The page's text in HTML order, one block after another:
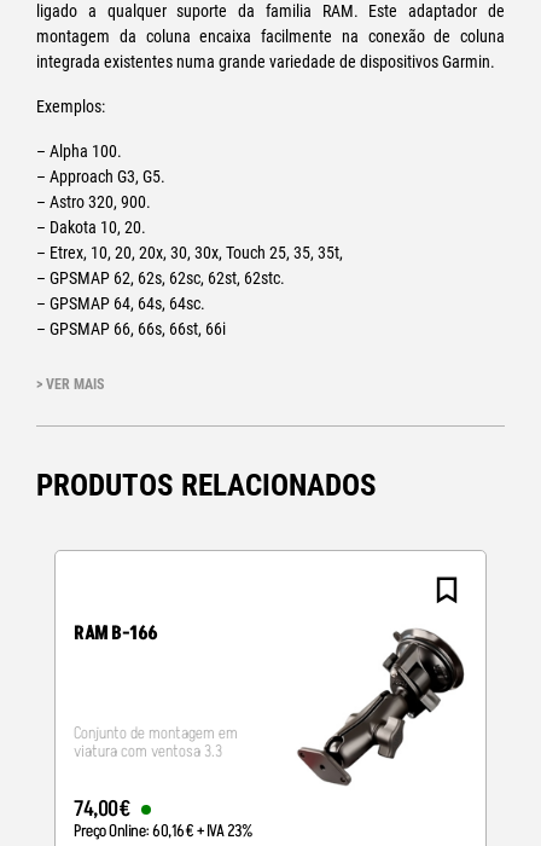
ligado a qualquer suporte da familia RAM. Este adaptador de
montagem da coluna encaixa facilmente na conexão de coluna
integrada existentes numa grande variedade de dispositivos Garmin.
Exemplos:
– Alpha 100.
– Approach G3, G5.
– Astro 320, 900.
– Dakota 10, 20.
– Etrex, 10, 20, 20x, 30, 30x, Touch 25, 35, 35t,
– GPSMAP 62, 62s, 62sc, 62st, 62stc.
– GPSMAP 64, 64s, 64sc.
– GPSMAP 66, 66s, 66st, 66i
– Oregon
> VER MAIS
PRODUTOS RELACIONADOS
RAM B-166
Conjunto de montagem em
viatura com ventosa 3.3
74,00€
Preço Online:60,16€+ IVA 23%